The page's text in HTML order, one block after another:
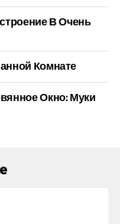
В Очень
Комнате
Окно: Муки